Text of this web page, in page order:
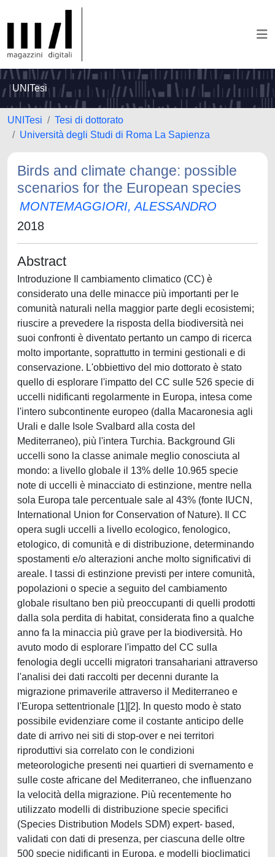
UNITesi
UNITesi
Tesi di dottorato
Università degli Studi di Roma La Sapienza
Birds and climate change: possible
scenarios for the European species
MONTEMAGGIORI, ALESSANDRO
2018
Abstract
Introduzione Il cambiamento climatico (CC) è considerato una delle minacce più importanti per le comunità naturali nella maggior parte degli ecosistemi; riuscire a prevedere la risposta della biodiversità nei suoi confronti è diventato pertanto un campo di ricerca molto importante, soprattutto in termini gestionali e di conservazione. L'obbiettivo del mio dottorato è stato quello di esplorare l'impatto del CC sulle 526 specie di uccelli nidificanti regolarmente in Europa, intesa come l'intero subcontinente europeo (dalla Macaronesia agli Urali e dalle Isole Svalbard alla costa del Mediterraneo), più l'intera Turchia. Background Gli uccelli sono la classe animale meglio conosciuta al mondo: a livello globale il 13% delle 10.965 specie note di uccelli è minacciato di estinzione, mentre nella sola Europa tale percentuale sale al 43% (fonte IUCN, International Union for Conservation of Nature). Il CC opera sugli uccelli a livello ecologico, fenologico, etologico, di comunità e di distribuzione, determinando spostamenti e/o alterazioni anche molto significativi di areale. I tassi di estinzione previsti per intere comunità, popolazioni o specie a seguito del cambiamento globale risultano ben più preoccupanti di quelli prodotti dalla sola perdita di habitat, considerata fino a qualche anno fa la minaccia più grave per la biodiversità. Ho avuto modo di esplorare l'impatto del CC sulla fenologia degli uccelli migratori transahariani attraverso l'analisi dei dati raccolti per decenni durante la migrazione primaverile attraverso il Mediterraneo e l'Europa settentrionale [1][2]. In questo modo è stato possibile evidenziare come il costante anticipo delle date di arrivo nei siti di stop-over e nei territori riproduttivi sia correlato con le condizioni meteorologiche presenti nei quartieri di svernamento e sulle coste africane del Mediterraneo, che influenzano la velocità della migrazione. Più recentemente ho utilizzato modelli di distribuzione specie specifici (Species Distribution Models SDM) expert- based, validati con dati di presenza, per ciascuna delle oltre 500 specie nidificanti in Europa, e modelli bioclimatici correlativi che, attraverso dati di presenza e set di variabili climatiche, hanno permesso di ricostruire la nicchia realizzata delle specie. Mediante l'utilizzo dei risultati di specifici modelli generali di circolazione (GCM) in base a differenti scenari climatici futuri è stato possibile proiettare in avanti la distribuzione potenziale climatica di ciascuna specie. Confrontando presente e futuro sono stati ottenuti risultati indicativi dell'impatto del CC sugli uccelli che nidificano in Europa. Capitoli della tesi 1. Dove sono le specie e quanto sono esposte al CC. La costruzione dei modelli SDM ha richiesto la raccolta dei dati di distribuzione di tutte le specie in formato digitale, partendo dagli areali prodotti da BirdLife International integrati con gli atlanti europei e nazionali pubblicati. Successivamente ho costruito un database sulle esigenze di habitat per ciascuna specie considerando tre variabili ambientali che ho assunto essere importanti nel modellare la distribuzione delle specie: uso del suolo, altimetria e distanza dall'acqua. Ho utilizzato i dati di uso del suolo da GlobCover V2.2 (46 classi differenti e risoluzione a 300 m). I dati di altimetria sono stati recuperati dal Shuttle Radar Topography Mission database (250 m di risoluzione), e quelli relativi alle acque interne provengono dal CCM2 v2.1 River and Catchments Database compilato dall'European Joint Research Center. A ciascuno delle 46 classi di uso del suolo ho assegnato un punteggio di idoneità specie specifico. Ove possibile, sulla base della vasta bibliografia disponibile, ho anche potuto aggiungere i valori di altitudine minimi e massimi entro i quali la specie nidifica con popolazioni stabili, e stabilire la massima distanza dall'acqua entro la quale la stessa è stata registrata. Combinando i limiti altimetrici con la distanza dall'acqua e i punteggi di idoneità ambientale all'interno degli areali è stato possibile ottenere modelli (detti expert-based) molto raffinati di distribuzione delle specie ad una risoluzione di celle di 300 m. I modelli sono stati successivamente validati da dati di presenza indipendenti (database GBIF, Observado, MITO2000). Questi modelli sono stati utilizzati per calcolare mappe europee di ricchezza di specie (accorpando tutte le specie, le specie minacciate, le specie la cui distribuzione è prevalentemente europea) evidenziando le aree di hot-spot di diversità. La temperatura e la piovosità medie mensili sono state le variabili climatiche proiettate al futuro utilizzando i risultati di un insieme di Global Circulation Models secondo differenti scenari futuri, ed in questo modo è stato possibile evidenziare le aree nelle quali si prevedono i cambiamenti climatici più estremi. Confrontando queste ultime con gli hot-spot di ricchezza sono emerse le aree dove in futuro gli uccelli europei saranno maggiormente esposti al CC. I risultati di queste analisi sono confluiti in un contributo [3] per la rivista PloSONE che ha evidenziato come: a) gli hot-spot di ricchezza complessiva si trovano in Europa centro-settentrionale e Russia occidentale; b) una concentrazione di specie minacciate si ha nella parte centro orientale dell'area di studio e c) la massima ricchezza di specie a distribuzione più europea ('endemiche') è incentrata in Europa centro-settentrionale, Grecia, Alpi e penisola iberica. Il confronto di queste distribuzioni con i risultati relativi alle aree dove la probabilità di anomalie climatiche future è più alta ha evidenziato, per le specie minacciate, un'ampia area di sovrapposizione in Russia centrale e, per le specie più europee, la penisola iberica e parte dell'Europa centro-meridionale, sottolineando una seria emergenza in termini di conservazione. 2. Quanto sono protetti gli uccelli europei. Per poter comprendere l'efficacia degli attuali strumenti di conservazione degli uccelli europei, che come già visto sono destinati ad andare incontro a notevoli cambiamenti futuri di tipo ambientale, spesso proprio in aree dove persistono alti livelli di biodiversità, è stata svolta una gap analysis dell'intero sistema di aree protette europee (PAs) e della rete Natura2000 (N2K), il più imponente sforzo per la conservazione della biodiversità realizzato a scala regionale, utilizzando i modelli SDM prodotti precedentemente. Per ciascuna specie sono stati calcolate le rappresentatività in termini di area idonea ricadenti nella rete delle aree protette (PAs e N2K) e in Europa, e sono stati registrati lo status di conservazione IUCN e la presenza negli allegati delle varie direttive europee. I risultati di questa analisi sono stati confortanti relativamente agli uccelli: a) delle 31 specie ad areale prettamente europeo ('endemiche'), il 90,3% (28 specie) risulta coperto dalla rete di aree protette (PAs+N2K); b) tutte le specie minacciate risultano protette; c) un minimo del 74% di specie raggiunge il target rappresentativo nelle PAs e un massimo del 93% rientra nella copertura totale (PAs+N2K). Se l'ombrello di aree protette europeo è risultato valido per gli uccelli, altrettanto non si può dire per altri taxa di vertebrati terrestri europei. Nei rettili ad esempio il 60,9% delle specie minacciate non è coperto dalla rete di protezione europea, e addirittura l'80,4% delle specie endemiche risulta al di fuori di essa. Ciò pone seri interrogativi, soprattutto relativamente ai criteri attraverso i quali viene accordato un maggior livello di protezione al territorio o l'inclusione delle specie all'interno degli allegati alle direttive di conservazione. Queste considerazioni e l'analisi suddetta sono confluiti in articolo pubblicato sulla rivista Conservation Biology [4]. 3. Distribuzione potenziale degli uccelli in Europa: statistica ed esperti. Un tentativo di migliorare l'approccio modellistico per ottenere la distribuzione potenziale delle specie di uccelli nidificanti in Europa in maniera più robusta, è stato proposto al XVII Congresso Italiano di Ornitologia, e si basa sulla combinazione di modelli di tipo bioclimatico (basati su statistiche correlative) con modelli expert-based [5]. Scopo dell'intervento è stato quello di produrre modelli che combinano fattori di natura ambientale (habitat) con fattori di natura biogeografica come il clima, e testarne la robustezza e l'accuratezza. Il primo step è stato quello di costruire un modello bioclimatico per ciascuna specie, utilizzando come punti di presenza l'Atlante Europeo degli uccelli nidificanti dell'European Breeding Census Council. Successivamente sono state selezionate 6 variabili climatiche da correlare con i dati di presenza, e costruito un ensemble model partendo da 4 modelli di distribuzione costruiti con algoritmi di tipo diverso (Generalised Additive Models, Generaized Boosted Models, Generalized Linear Models, Maximum Entropy). Al fine di valutare la performance predittiva dei modelli si è utilizzato un sotto-campione del 70% dei dati per calibrare il modello, usando il restante 30% per validarlo utilizzando l'Area Under the ROC (Receiver Operative Curve) Curve (AUC). Dopo aver costruito SDM expert-based nello stesso modo visto precedentemente, ma senza combinarli con gli areali, viene filtrato l'areale potenziale, ottenuto attraverso il modello climatico, calcolando un modello combinato nel quale sono state eliminate le zone non idonee o poco idonee in termini di habitat all'interno del modello climatico. Per valutare la validità dell'approccio, i modelli ottenuti sono stati validati utilizzando un set di punti di presenza delle specie indipendenti da quelli utilizzati per costruire i modelli (database MITO2000). Il risultato finale ha evidenziato come nel 79% dei casi i modelli bioclimatici filtrati attraverso l'approccio expert-based risultano migliori di quelli solo climatici, che rappresentano al momento lo